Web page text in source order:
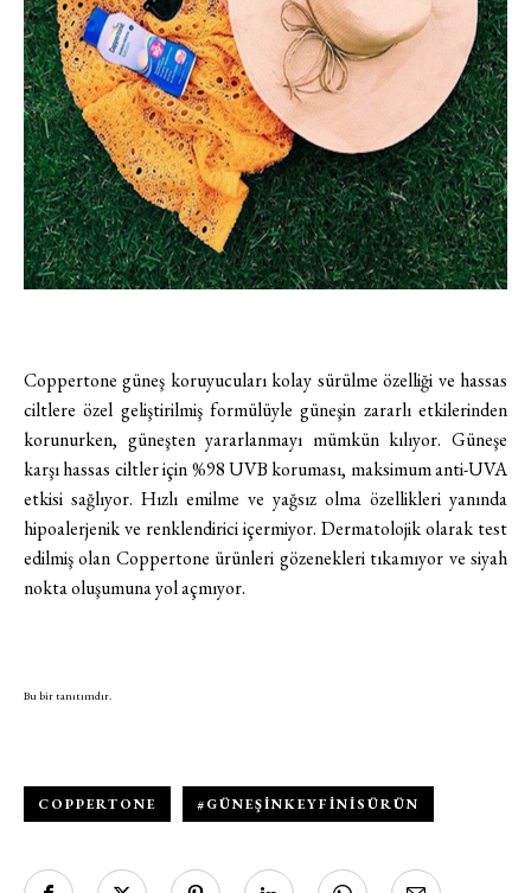
Moda dünyasında neler oluyor? Yeni
fikirler, öne çıkan koleksiyonlar, en
vogue trendler, ünlülerden güzelllik
sırları ve en popüler partilerden
haberdar olmak için haftalık e-
bültenimize kaydolun.
Turkuvaz Haberleşme ve Yayıncılık
A.Ş. tarafından
https://vogue.com.tr/internet sitesi
üzerinden sunulan ürün ve
hizmetlere ilişkin reklam, tanıtım,
pazarlama ve kutlama/ temenni
amaçlı her türlü e-bülten/ ticari
soyad ve e-posta adresi verilerimin
KAYDET KAPAT
Coppertone güneş koruyucuları kolay sürülme özelliği ve hassas
ciltlere özel geliştirilmiş formülüyle güneşin zararlı etkilerinden
korunurken, güneşten yararlanmayı mümkün kılıyor. Güneşe
karşı hassas ciltler için %98 UVB koruması, maksimum anti-UVA
etkisi sağlıyor. Hızlı emilme ve yağsız olma özellikleri yanında
hipoalerjenik ve renklendirici içermiyor. Dermatolojik olarak test
edilmiş olan Coppertone ürünleri gözenekleri tıkamıyor ve siyah
nokta oluşumuna yol açmıyor.
Bu bir tanıtımdır.
COPPERTONE #GÜNEŞINKEYFINISÜRÜN